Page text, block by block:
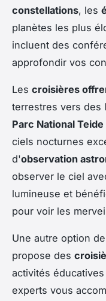
constellations, les
planètes les plus
incluent des
approfondir vos
Les croisières
terrestres vers des
Parc National Teide
ciels nocturnes
d'observation
observer le ciel
lumineuse et
pour voir les
Une autre option
propose des
activités
experts vous